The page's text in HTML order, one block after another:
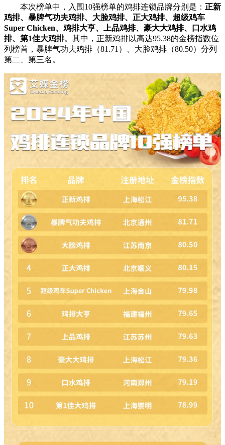
本次榜单中，入围10强榜单的鸡排连锁品牌分别是： 正新
鸡排、暴脾气功夫鸡排、大脸鸡排、正大鸡排、超级鸡车
Super Chicken、鸡排大亨、上品鸡排、豪大大鸡排、口水鸡
排、第1佳大鸡排。其中，正新鸡排以高达95.38的金榜指数位
列榜首，暴脾气功夫鸡排（81.71）、大脸鸡排（80.50）分列
第二、第三名。